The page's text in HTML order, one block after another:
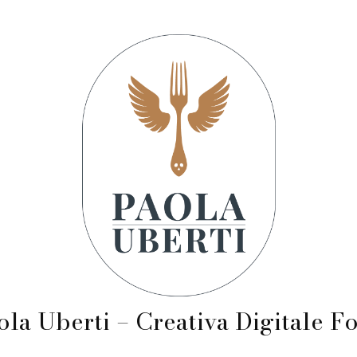
Uberti – Creativa Digitale